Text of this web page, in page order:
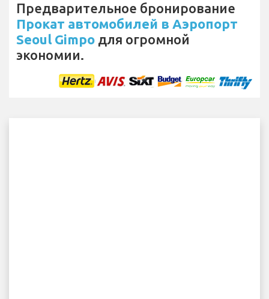
Предварительное бронирование
Прокат автомобилей в Аэропорт
Seoul Gimpo для огромной
экономии.